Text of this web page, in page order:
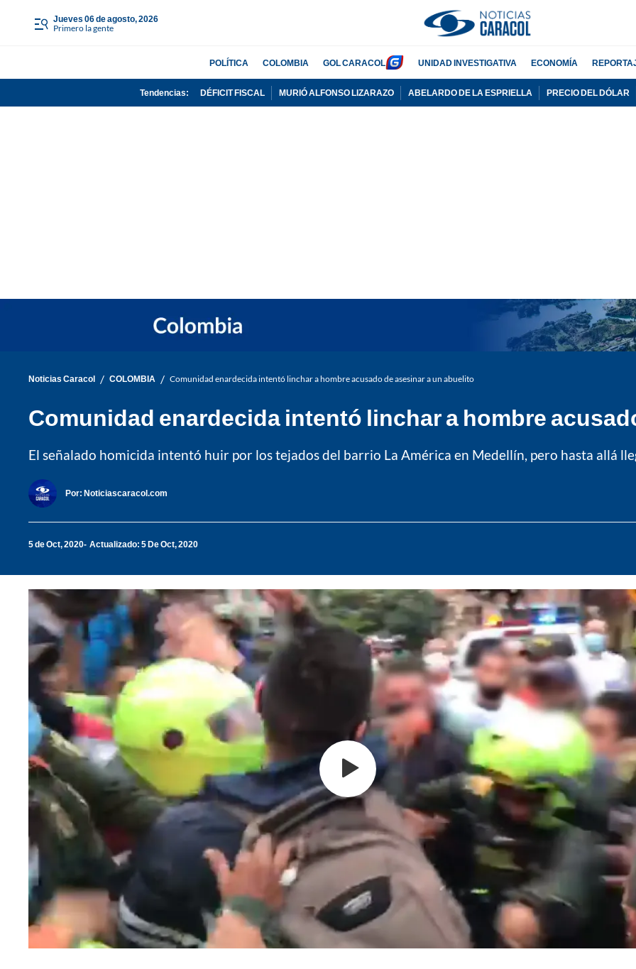
jueves 06 de agosto, 2026
Primero la gente
POLÍTICA COLOMBIA GOL CARACOL UNIDAD INVESTIGATIVA ECONOMÍA
Tendencias: DÉFICIT FISCAL MURIÓ ALFONSO LIZARAZO ABELARDO DE LA ESPRIELLA PRECIO DEL DÓLAR
Noticias Caracol / COLOMBIA / Comunidad enardecida intentó linchar a hombre acusado de asesinar a un abuelito
Comunidad enardecida intentó linchar a hombre
El señalado homicida intentó huir por los tejados del barrio La América en Medellín, pero hasta allá
Por: Noticiascaracol.com
5 de Oct, 2020 Actualizado: 5 De Oct, 2020